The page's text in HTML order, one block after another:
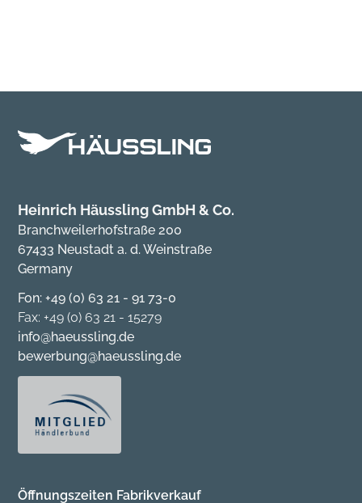
Heinrich Häussling GmbH & Co.
Branchweilerhofstraße 200
67433 Neustadt a. d. Weinstraße
Germany
Fon: +49 (0) 63 21 - 91 73-0
Fax: +49 (0) 63 21 - 15279
info@haeussling.de
bewerbung@haeussling.de
Öffnungszeiten Fabrikverkauf